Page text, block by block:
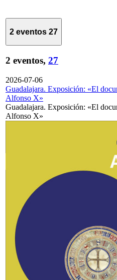
2 eventos 27
2 eventos, 27
2026-07-06
Guadalajara. Exposición: «El
Alfonso X»
Guadalajara. Exposición: «El
Alfonso X»